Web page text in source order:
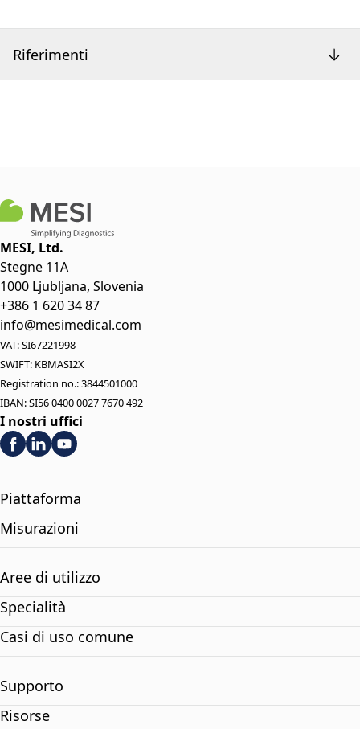
Riferimenti
MESI, Ltd.
Stegne 11A
1000 Ljubljana, Slovenia
+386 1 620 34 87
info@mesimedical.com
VAT: SI67221998
SWIFT: KBMASI2X
Registration no.: 3844501000
IBAN: SI56 0400 0027 7670 492
I nostri uffici
Piattaforma
Misurazioni
Aree di utilizzo
Specialità
Casi di uso comune
Supporto
Risorse